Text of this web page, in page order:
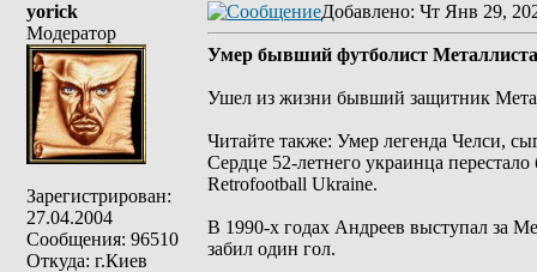
yorick
Модератор
Зарегистрирован:
27.04.2004
Сообщения: 96510
Откуда: г.Киев
Добавлено: Чт Янв 29,
Умер бывший футболист
Ушел из жизни бывший защитник
Читайте также: Умер легенда Челси,
Сердце 52-летнего украинца
Retrofootball Ukraine.
В 1990-х годах Андреев выступал за
забил один гол.